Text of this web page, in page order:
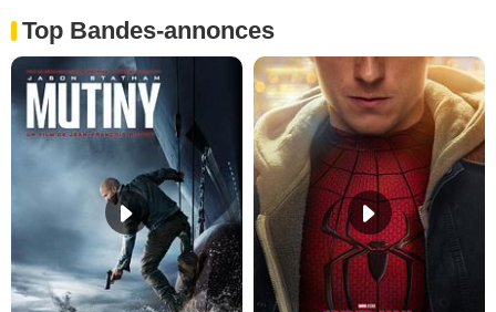
Top Bandes-annonces